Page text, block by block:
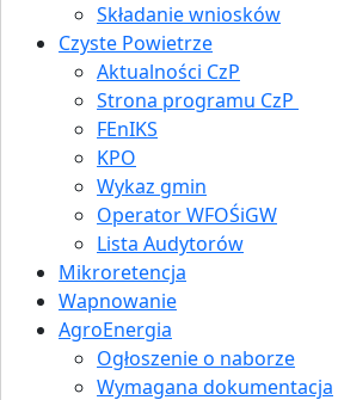
Składanie wniosków
Czyste Powietrze
Aktualności CzP
Strona programu CzP
FEnIKS
KPO
Wykaz gmin
Operator WFOŚiGW
Lista Audytorów
Mikroretencja
Wapnowanie
AgroEnergia
Ogłoszenie o naborze
Wymagana dokumentacja